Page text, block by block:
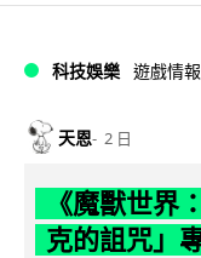
科技娛樂 遊戲情報
天恩 2 日
《魔獸世界
克的詛咒」